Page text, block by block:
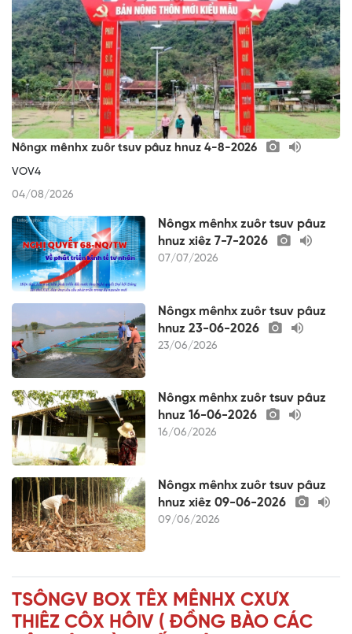
Nôngx mênhx zuôr tsuv pâuz hnuz 4-8-2026
VOV4
04/08/2026
Nôngx mênhx zuôr tsuv pâuz
hnuz xiêz 7-7-2026
07/07/2026
Nôngx mênhx zuôr tsuv pâuz
hnuz 23-06-2026
23/06/2026
Nôngx mênhx zuôr tsuv pâuz
hnuz 16-06-2026
16/06/2026
Nôngx mênhx zuôr tsuv pâuz
hnuz xiêz 09-06-2026
09/06/2026
TSÔNGV BOX TÊX MÊNHX CXƯX
THIÊZ CÔX HÔIV ( ĐỒNG BÀO CÁC